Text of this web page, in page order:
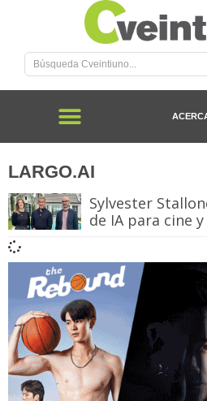
LARGO.AI
Sylvester
de IA para cine